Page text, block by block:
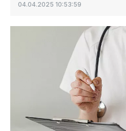
04.04.2025 10:53:59